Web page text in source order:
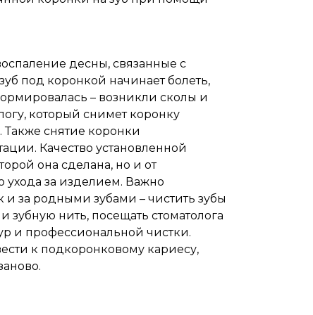
десны, связанные с
под коронкой начинает болеть,
– возникли сколы и
который снимет коронку
снятие коронки
Качество установленной
она сделана, но и от
ухода за изделием. Важно
за родными зубами – чистить зубы
зубную нить, посещать стоматолога
и профессиональной чистки.
к подкоронковому кариесу,